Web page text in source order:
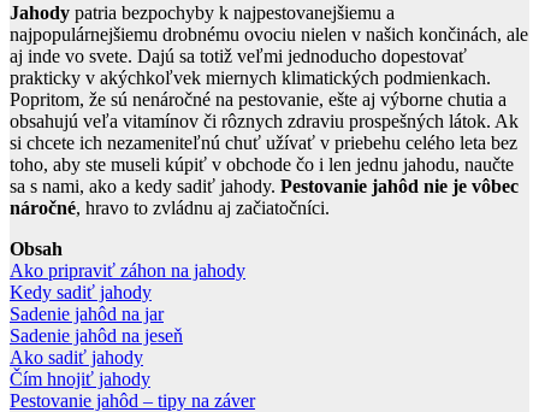
Jahody patria bezpochyby k najpestovanejšiemu a
najpopulárnejšiemu drobnému ovociu nielen v našich končinách, ale
aj inde vo svete. Dajú sa totiž veľmi jednoducho dopestovať
prakticky v akýchkoľvek miernych klimatických podmienkach.
Popritom, že sú nenáročné na pestovanie, ešte aj výborne chutia a
obsahujú veľa vitamínov či rôznych zdraviu prospešných látok. Ak
si chcete ich nezameniteľnú chuť užívať v priebehu celého leta bez
toho, aby ste museli kúpiť v obchode čo i len jednu jahodu, naučte
sa s nami, ako a kedy sadiť jahody. Pestovanie jahôd nie je vôbec
náročné, hravo to zvládnu aj začiatočníci.
Obsah
Ako pripraviť záhon na jahody
Kedy sadiť jahody
Sadenie jahôd na jar
Sadenie jahôd na jeseň
Ako sadiť jahody
Čím hnojiť jahody
Pestovanie jahôd – tipy na záver